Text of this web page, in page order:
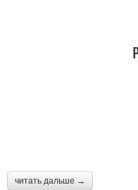
читать дальше →